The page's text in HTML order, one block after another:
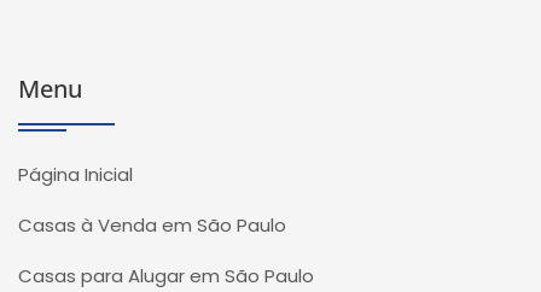
Menu
Página Inicial
Casas à Venda em São Paulo
Casas para Alugar em São Paulo